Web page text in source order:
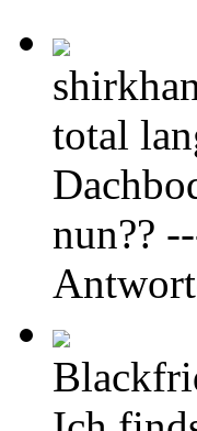
total
nun??